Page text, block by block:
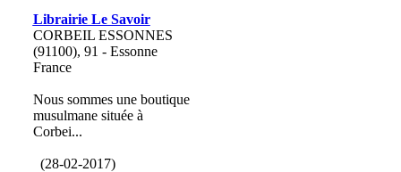
Librairie Le Savoir
CORBEIL ESSONNES
(91100), 91 - Essonne
France
Nous sommes une boutique
musulmane située à
Corbei...
(28-02-2017)